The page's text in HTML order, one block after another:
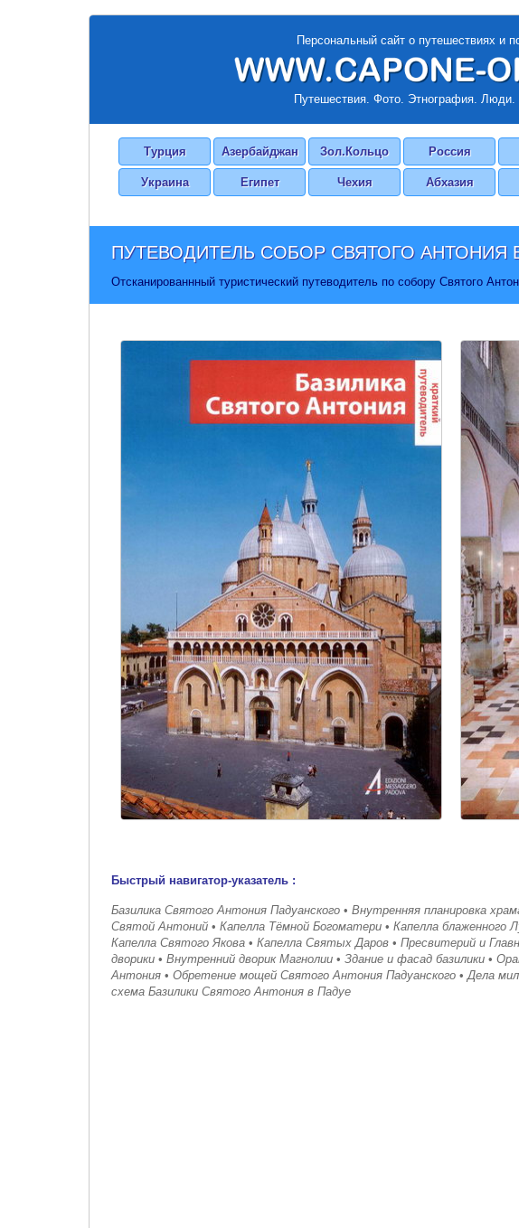
Персональный сайт о путешествиях и
Путешествия. Фото. Этнография. Люди.
Турция Азербайджан Зол.Кольцо Россия
Украина Египет Чехия Абхазия
ПУТЕВОДИТЕЛЬ СОБОР СВЯТОГО АНТОНИЯ
Отсканированнный туристический путеводитель по собору Святого
Быстрый навигатор-указатель :
Базилика Святого Антония Падуанского• Внутренняя планировка
Святой Антоний• Капелла Тёмной Богоматери• Капелла блаженного
Капелла Святого Якова• Капелла Святых Даров• Пресвитерий и
дворики• Внутренний дворик Магнолии• Здание и фасад базилики•
Антония• Обретение мощей Святого Антония Падуанского•Дела
схема Базилики Святого Антония в Падуе